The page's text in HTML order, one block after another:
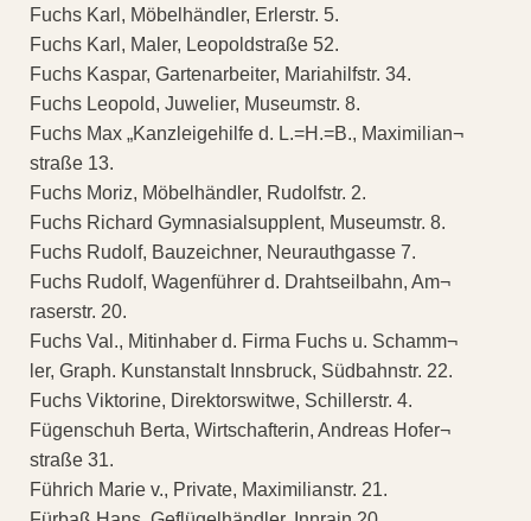
Fuchs Karl, Möbelhändler, Erlerstr. 5.
Fuchs Karl, Maler, Leopoldstraße 52.
Fuchs Kaspar, Gartenarbeiter, Mariahilfstr. 34.
Fuchs Leopold, Juwelier, Museumstr. 8.
Fuchs Max „Kanzleigehilfe d. L.=H.=B., Maximilian¬
straße 13.
Fuchs Moriz, Möbelhändler, Rudolfstr. 2.
Fuchs Richard Gymnasialsupplent, Museumstr. 8.
Fuchs Rudolf, Bauzeichner, Neurauthgasse 7.
Fuchs Rudolf, Wagenführer d. Drahtseilbahn, Am¬
raserstr. 20.
Fuchs Val., Mitinhaber d. Firma Fuchs u. Schamm¬
ler, Graph. Kunstanstalt Innsbruck, Südbahnstr. 22.
Fuchs Viktorine, Direktorswitwe, Schillerstr. 4.
Fügenschuh Berta, Wirtschafterin, Andreas Hofer¬
straße 31.
Führich Marie v., Private, Maximilianstr. 21.